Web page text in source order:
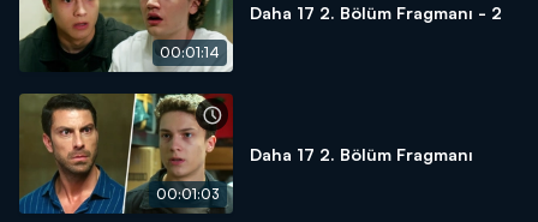
00:01:14
Daha 17 2. Bölüm Fragmanı - 2
00:01:03
Daha 17 2. Bölüm Fragmanı